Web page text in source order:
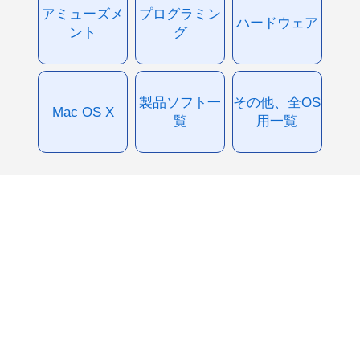
アミューズメ
ント
プログラミン
グ
ハードウェア
Mac OS X
製品ソフト一
覧
その他、全OS
用一覧